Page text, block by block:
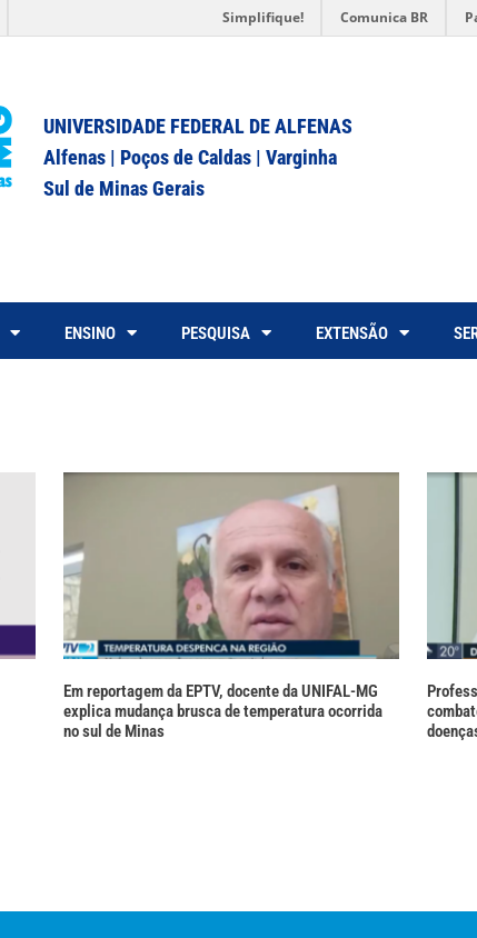
Simplifique! Comunica BR
UNIVERSIDADE FEDERAL DE ALFENAS
Alfenas | Poços de Caldas | Varginha
Sul de Minas Gerais
ENSINO PESQUISA EXTENSÃO
Em reportagem da EPTV, docente da UNIFAL-MG
explica mudança brusca de temperatura ocorrida
no sul de Minas